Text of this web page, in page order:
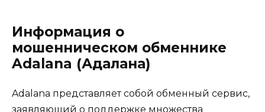
Информация о
мошенническом обменнике
Adalana (Адалана)
Adalana представляет собой обменный сервис,
заявляющий о поддержке множества